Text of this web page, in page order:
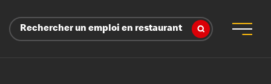
Rechercher un emploi en restaurant